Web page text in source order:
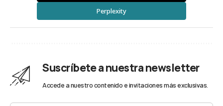
Perplexity
Suscríbete a nuestra newsletter
Accede a nuestro contenido e invitaciones más exclusivas.